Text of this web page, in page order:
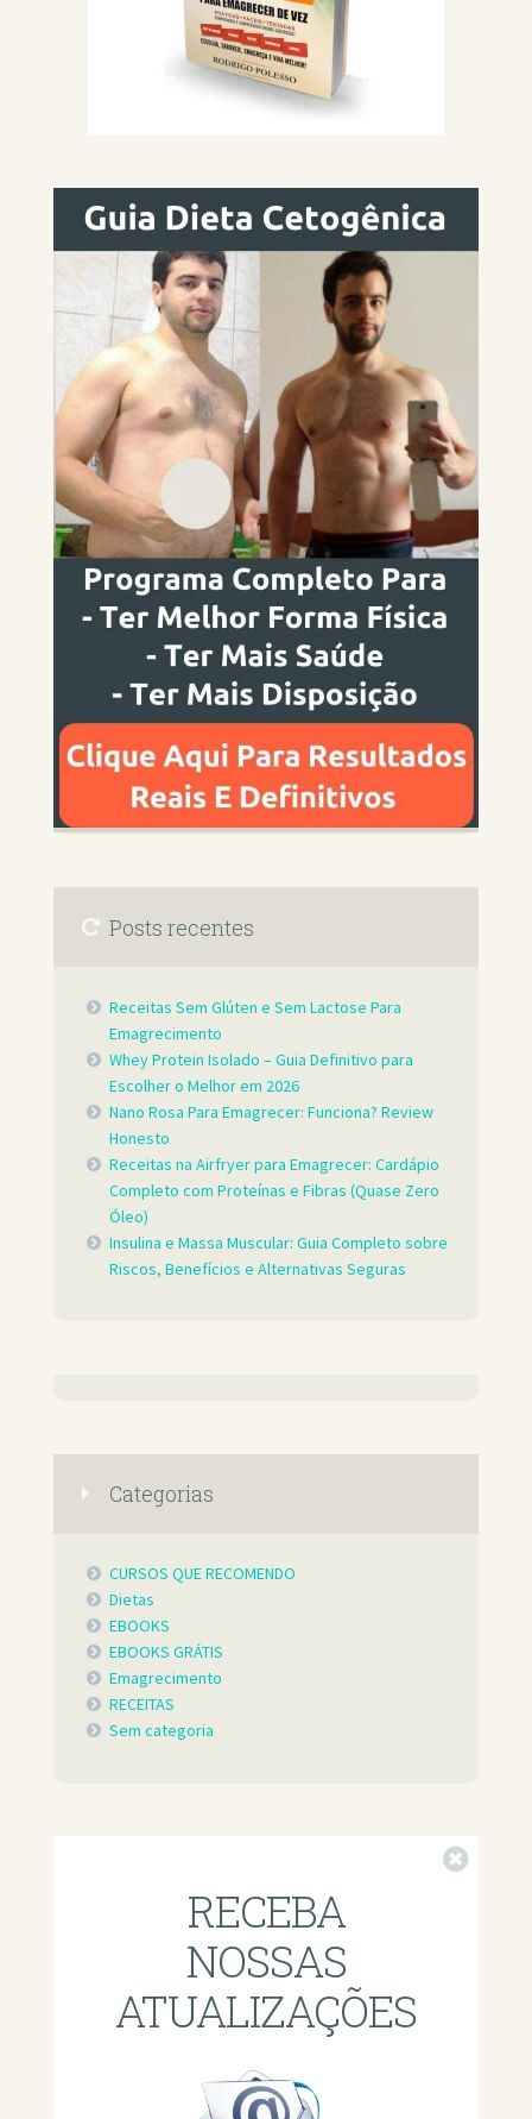
Posts recentes
Receitas Sem Glúten e Sem Lactose Para
Emagrecimento
Whey Protein Isolado – Guia Definitivo para
Escolher o Melhor em 2026
Nano Rosa Para Emagrecer: Funciona? Review
Honesto
Receitas na Airfryer para Emagrecer: Cardápio
Completo com Proteínas e Fibras (Quase Zero
Óleo)
Insulina e Massa Muscular: Guia Completo sobre
Riscos, Benefícios e Alternativas Seguras
Categorias
CURSOS QUE RECOMENDO
Dietas
EBOOKS
EBOOKS GRÁTIS
Emagrecimento
RECEITAS
Sem categoria
RECEBA
NOSSAS
ATUALIZAÇÕES